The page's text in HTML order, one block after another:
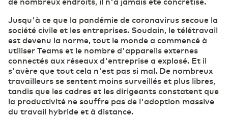
Jusqu'à ce que la pandémie de coronavirus secoue la
société civile et les entreprises. Soudain, le télétravail
est devenu la norme, tout le monde a commencé à
utiliser Teams et le nombre d'appareils externes
connectés aux réseaux d'entreprise a explosé. Et il
s'avère que tout cela n'est pas si mal. De nombreux
travailleurs se sentent moins surveillés et plus libres,
tandis que les cadres et les dirigeants constatent que
la productivité ne souffre pas de l'adoption massive
du travail hybride et à distance.